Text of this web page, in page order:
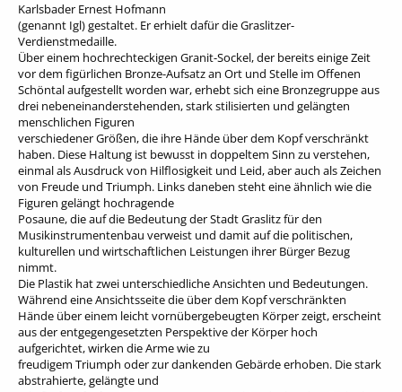
Karlsbader Ernest Hofmann
(genannt Igl) gestaltet. Er erhielt dafür die Graslitzer-
Verdienstmedaille.
Über einem hochrechteckigen Granit-Sockel, der bereits einige Zeit
vor dem figürlichen Bronze-Aufsatz an Ort und Stelle im Offenen
Schöntal aufgestellt worden war, erhebt sich eine Bronzegruppe aus
drei nebeneinanderstehenden, stark stilisierten und gelängten
menschlichen Figuren
verschiedener Größen, die ihre Hände über dem Kopf verschränkt
haben. Diese Haltung ist bewusst in doppeltem Sinn zu verstehen,
einmal als Ausdruck von Hilflosigkeit und Leid, aber auch als Zeichen
von Freude und Triumph. Links daneben steht eine ähnlich wie die
Figuren gelängt hochragende
Posaune, die auf die Bedeutung der Stadt Graslitz für den
Musikinstrumentenbau verweist und damit auf die politischen,
kulturellen und wirtschaftlichen Leistungen ihrer Bürger Bezug
nimmt.
Die Plastik hat zwei unterschiedliche Ansichten und Bedeutungen.
Während eine Ansichtsseite die über dem Kopf verschränkten
Hände über einem leicht vornübergebeugten Körper zeigt, erscheint
aus der entgegengesetzten Perspektive der Körper hoch
aufgerichtet, wirken die Arme wie zu
freudigem Triumph oder zur dankenden Gebärde erhoben. Die stark
abstrahierte, gelängte und